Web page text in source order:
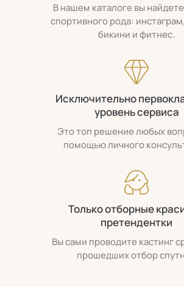
В нашем каталоге вы
спортивного рода:
бикини и фитнес.
Исключительно
уровень сервиса
Это топ решение любых
помощью личного
Только отборные
претендентки
Вы сами проводите кастинг
прошедших отбор